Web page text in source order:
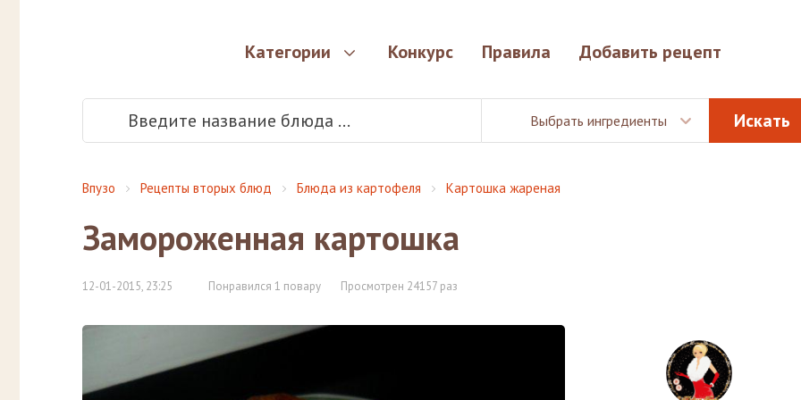
Категории Конкурс Правила Добавить рецепт
Выбрать ингредиенты
Впузо Рецепты вторых блюд Блюда из картофеля Картошка жареная
Замороженная картошка
12-01-2015, 23:25 Понравился 1 повару Просмотрен 24157 раз